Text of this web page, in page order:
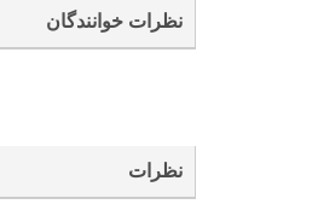
نظرات خوانندگان
نظرات